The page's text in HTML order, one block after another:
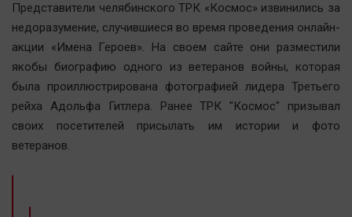
Политика
Экономика
Происшествия
Здоровье
Курилка
Спорт
Представители челябинского ТРК «Космос» извинились за
недоразумение, случившиеся во время проведения онлайн-
акции «Имена Героев». На своем сайте они разместили
якобы биографию одного из ветеранов войны, которая
была проиллюстрирована фотографией лидера Третьего
рейха Адольфа Гитлера. Ранее ТРК "Космос" призывал
своих посетителей присылать им истории и фото
ветеранов.